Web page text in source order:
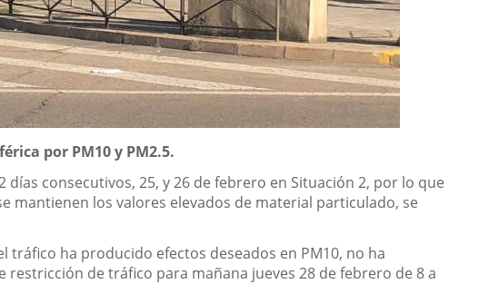
por PM10 y PM2.5.
consecutivos, 25, y 26 de febrero en Situación 2, por lo que
mantienen los valores elevados de material particulado, se
tráfico ha producido efectos deseados en PM10, no ha
de tráfico para mañana jueves 28 de febrero de 8 a